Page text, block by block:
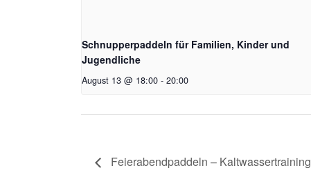
Schnupperpaddeln für Familien, Kinder und
Jugendliche
August 13 @ 18:00 - 20:00
Feierabendpaddeln – Kaltwassertraining